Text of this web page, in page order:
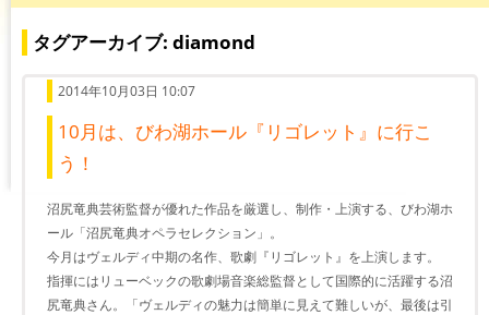
を
タグアーカイブ: diamond
2014年10月03日 10:07
10月は、びわ湖ホール『リゴレット』に行こ
う！
沼尻竜典芸術監督が優れた作品を厳選し、制作・上演する、びわ湖ホ
ール「沼尻竜典オペラセレクション」。
今月はヴェルディ中期の名作、歌劇『リゴレット』を上演します。
指揮にはリューベックの歌劇場音楽総監督として国際的に活躍する沼
尻竜典さん。「ヴェルディの魅力は簡単に見えて難しいが、最後は引